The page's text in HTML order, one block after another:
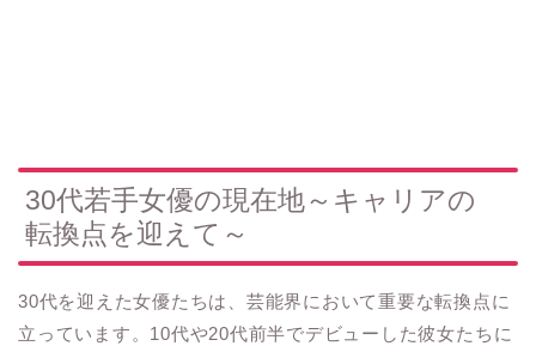
30代若手女優の現在地～キャリアの
転換点を迎えて～
30代を迎えた女優たちは、芸能界において重要な転換点に
立っています。10代や20代前半でデビューした彼女たちに